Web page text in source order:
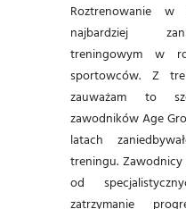
Roztrenowanie
najbardziej
treningowym w
sportowców. Z
zauważam to
zawodników Age
latach
treningu.
od
zatrzymanie